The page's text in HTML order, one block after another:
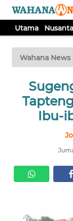
Utama
Wahana News
Ibu-
TV
Tutup
UTAMA
NUSANTARA
SERBA-
SERBI